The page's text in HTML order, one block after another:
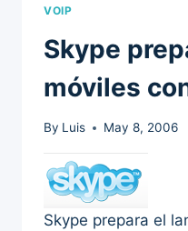
VOIP
Skype
móviles
By Luis May 8, 2006
Skype prepara el